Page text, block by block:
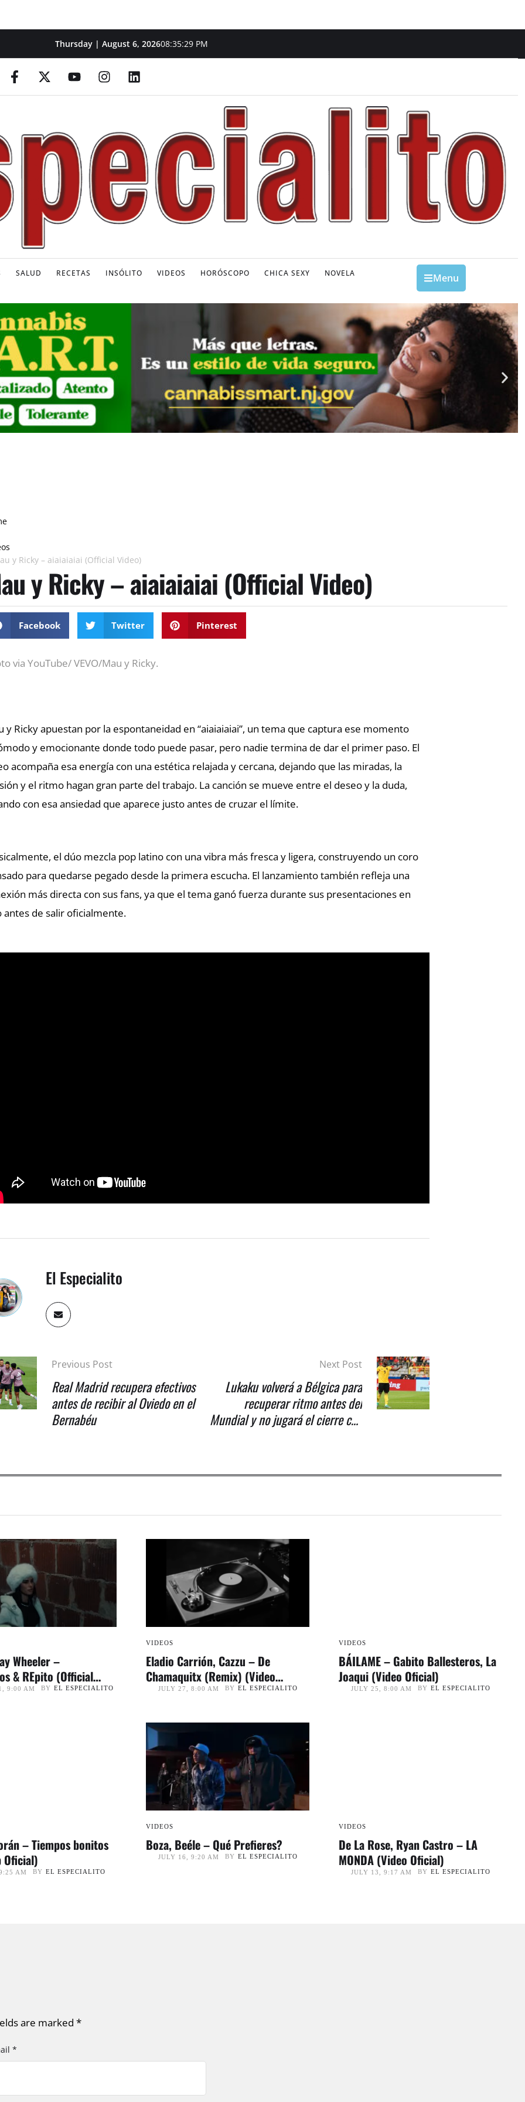
Thursday | August 6, 202608:35:30 PM
SALUD RECETAS INSÓLITO VIDEOS HORÓSCOPO CHICA SEXY NOVELA Menu
y Ricky – aiaiaiaiai (Official Video)
y Ricky – aiaiaiaiai (Official Video)
Facebook Twitter Pinterest
via YouTube/ VEVO/Mau y Ricky.
y Ricky apuestan por la espontaneidad en “aiaiaiaiai”, un tema que captura ese momento
y emocionante donde todo puede pasar, pero nadie termina de dar el primer paso. El
acompaña esa energía con una estética relajada y cercana, dejando que las miradas, la
y el ritmo hagan gran parte del trabajo. La canción se mueve entre el deseo y la duda,
con esa ansiedad que aparece justo antes de cruzar el límite.
el dúo mezcla pop latino con una vibra más fresca y ligera, construyendo un coro
para quedarse pegado desde la primera escucha. El lanzamiento también refleja una
más directa con sus fans, ya que el tema ganó fuerza durante sus presentaciones en
antes de salir oficialmente.
El Especialito
Previous Post
Real Madrid recupera efectivos
antes de recibir al Oviedo en el
Bernabéu
Next Post
Lukaku volverá a Bélgica para
recuperar ritmo antes del
Mundial y no jugará el cierre con
Wheeler –
& REpito (Official
9:00 AM BY EL ESPECIALITO
VIDEOS
Eladio Carrión, Cazzu – De
Chamaquitx (Remix) (Video
Oficial) | CORSA
JULY 27, 8:00 AM BY EL ESPECIALITO
VIDEOS
BÁILAME – Gabito Ballesteros, La
Joaqui (Video Oficial)
JULY 25, 8:00 AM BY EL ESPECIALITO
– Tiempos bonitos
Oficial)
AM BY EL ESPECIALITO
VIDEOS
Boza, Beéle – Qué Prefieres?
JULY 16, 9:20 AM BY EL ESPECIALITO
VIDEOS
De La Rose, Ryan Castro – LA
MONDA (Video Oficial)
JULY 13, 9:17 AM BY EL ESPECIALITO
are marked *
*